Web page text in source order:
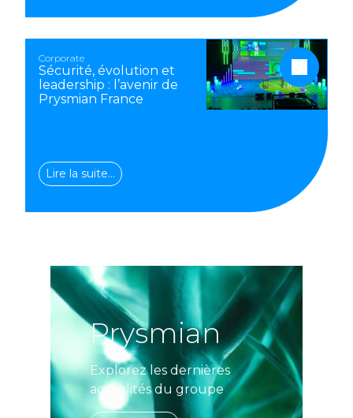
Corporate
Sécurité, évolution et
leadership : l’avenir de
Prysmian France
Lire la suite…
Prysmian
Explorez les dernières
actualités du groupe